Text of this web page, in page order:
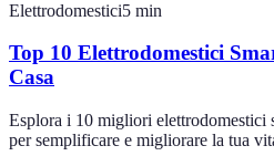
Elettrodomestici5 min
Top 10 Elettrodomestici
Casa
Esplora i 10 migliori elettrodomestici
per semplificare e migliorare la tua